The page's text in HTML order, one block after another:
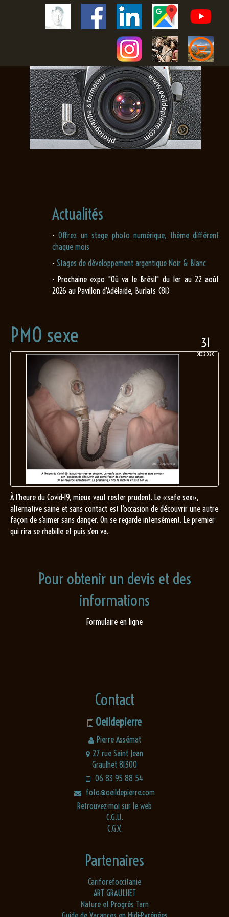
Actualités
-Offrez un stage photo numérique, thème différent
chaque mois
- Stages de développement argentique Noir & Blanc
- Prochaine expo "Où va le Brésil" du 1er au 22 août
2026 au Pavillon d'Adélaïde, Burlats (81)
31
DÉC 2020
PMO sexe
À l’heure du Covid-19, mieux vaut rester prudent. Le «safe sex»,
alternative saine et sans contact est l’occasion de découvrir une autre
façon de s’aimer sans danger. On se regarde intensément. Le premier
qui rira se rhabille et puis s’en va.
Pour obtenir un devis et des
informations
Formulaire en ligne
Contact
Oeildepierre
Pierre Assémat
27 rue Saint Jean
Graulhet 81300
06 83 95 88 54
foto@oeildepierre.com
Retrouvez-moi sur le web
C.G.U.
C.G.V.
Partenaires
Cariforefoccitanie
ART GRAULHET
Nature et Progrès Tarn